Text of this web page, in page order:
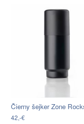
42,-€